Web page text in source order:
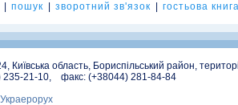
пошук зворотний зв'язок гостьова книга
Київська область, Бориспільський район,
235-21-10, факс: (+38044) 281-84-84